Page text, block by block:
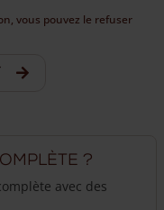
vous pouvez le refuser
?
avec des